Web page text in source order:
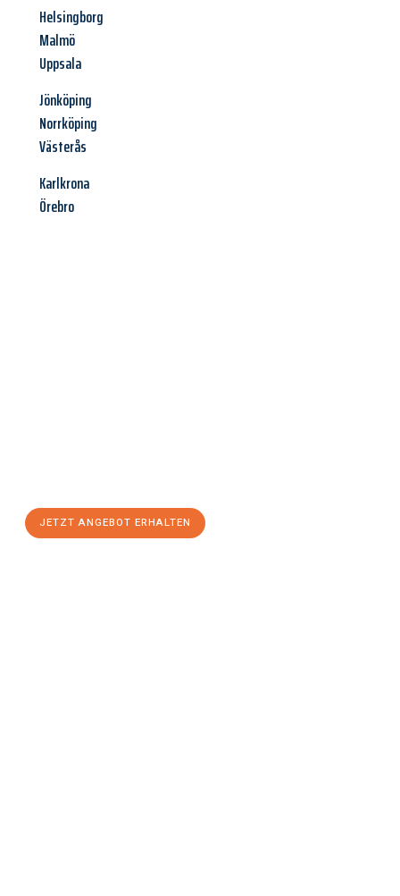
Helsingborg
Malmö
Uppsala
Jönköping
Norrköping
Västerås
Karlkrona
Örebro
JETZT ANGEBOT ERHALTEN